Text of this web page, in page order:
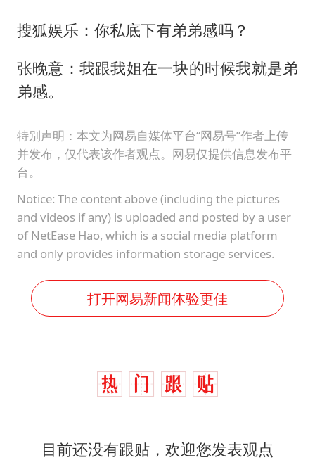
搜狐娱乐：你私底下有弟弟感吗？
张晚意：我跟我姐在一块的时候我就是弟
弟感。
特别声明：本文为网易自媒体平台“网易号”作者上传
并发布，仅代表该作者观点。网易仅提供信息发布平
台。
Notice: The content above (including the pictures
and videos if any) is uploaded and posted by a user
of NetEase Hao, which is a social media platform
and only provides information storage services.
打开网易新闻体验更佳
目前还没有跟贴，欢迎您发表观点